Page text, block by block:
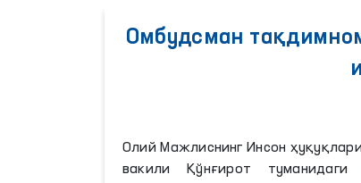
Омбудсман
Олий Мажлиснинг Инсон
вакили Қўнғирот